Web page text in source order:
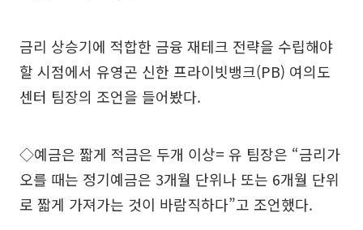
금리 상승기에 적합한 금융 재테크 전략을 수립해야
할 시점에서 유영곤 신한 프라이빗뱅크(PB) 여의도
센터 팀장의 조언을 들어봤다.
◇예금은 짧게 적금은 두개 이상= 유 팀장은 “금리가
오를 때는 정기예금은 3개월 단위나 또는 6개월 단위
로 짧게 가져가는 것이 바람직하다”고 조언했다.